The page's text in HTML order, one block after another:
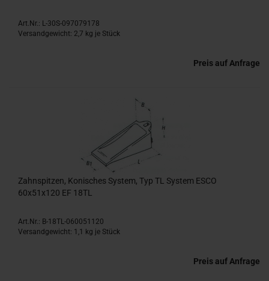
Art.Nr.: L-30S-097079178
Versandgewicht: 2,7 kg je Stück
Preis auf Anfrage
Zahnspitzen, Konisches System, Typ TL System ESCO
60x51x120 EF 18TL
Art.Nr.: B-18TL-060051120
Versandgewicht: 1,1 kg je Stück
Preis auf Anfrage